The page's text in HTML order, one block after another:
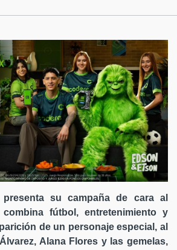
presenta su campaña de cara al
fútbol, entretenimiento y
de un personaje especial, al
Alana Flores y las gemelas,